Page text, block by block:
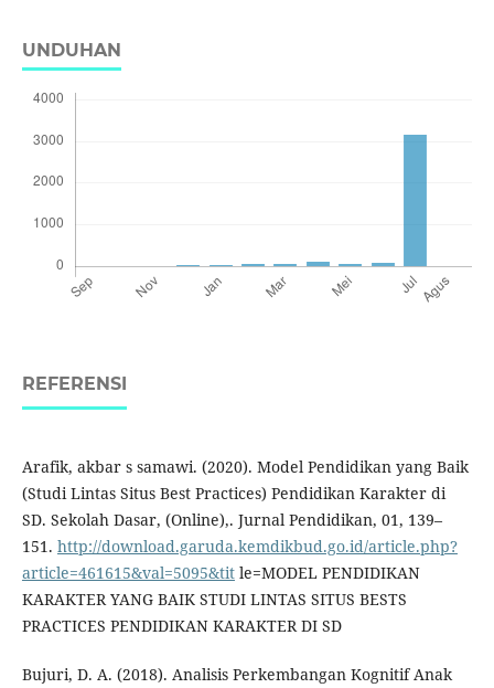
UNDUHAN
REFERENSI
Arafik, akbar s samawi. (2020). Model Pendidikan yang Baik
(Studi Lintas Situs Best Practices) Pendidikan Karakter di
SD. Sekolah Dasar, (Online),. Jurnal Pendidikan, 01, 139–
151. http://download.garuda.kemdikbud.go.id/article.php?
article=461615&val=5095&title=MODEL PENDIDIKAN
KARAKTER YANG BAIK STUDI LINTAS SITUS BESTS
PRACTICES PENDIDIKAN KARAKTER DI SD
Bujuri, D. A. (2018). Analisis Perkembangan Kognitif Anak